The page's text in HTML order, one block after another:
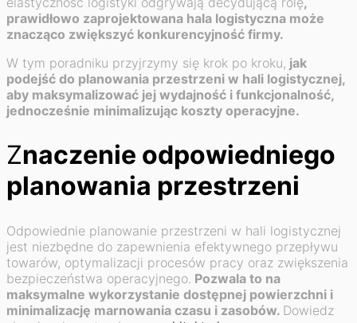
prawidłowo zaprojektowana hala logistyczna może
znacząco zwiększyć konkurencyjność firmy.
W tym poradniku przyjrzymy się krok po kroku, jak
podejść do planowania przestrzeni w hali logistycznej,
aby maksymalizować jej wydajność i funkcjonalność,
jednocześnie minimalizując koszty operacyjne.
Znaczenie odpowiedniego
planowania przestrzeni
Odpowiednie planowanie przestrzeni w hali logistycznej
jest niezbędne do zapewnienia efektywnego przepływu
towarów, optymalizacji procesów pracy oraz zwiększenia
bezpieczeństwa operacyjnego. Pozwala to na
maksymalne wykorzystanie dostępnej powierzchni i
minimalizację marnowania czasu i zasobów. Dowiedz